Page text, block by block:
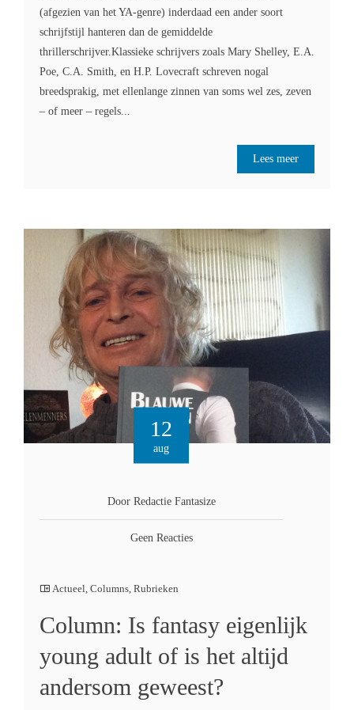
(afgezien van het YA-genre) inderdaad een ander soort
schrijfstijl hanteren dan de gemiddelde
thrillerschrijver.Klassieke schrijvers zoals Mary Shelley, E.A.
Poe, C.A. Smith, en H.P. Lovecraft schreven nogal
breedsprakig, met ellenlange zinnen van soms wel zes, zeven
– of meer – regels...
Lees meer
12
aug
Door Redactie Fantasize
Geen Reacties
Actueel, Columns, Rubrieken
Column: Is fantasy eigenlijk
young adult of is het altijd
andersom geweest?